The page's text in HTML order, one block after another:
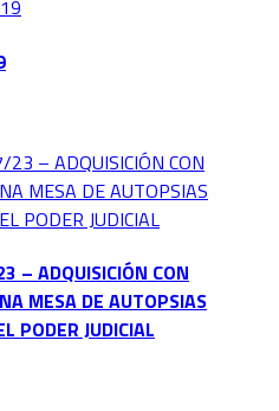
– ADQUISICIÓN CON
MESA DE AUTOPSIAS
PODER JUDICIAL